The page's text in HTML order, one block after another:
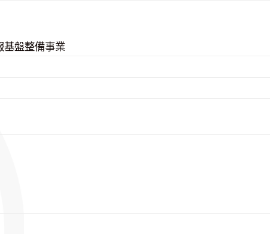
基盤整備事業